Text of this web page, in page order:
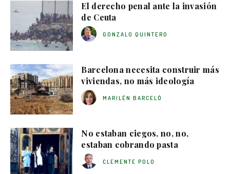
El derecho penal ante la invasión
de Ceuta
GONZALO QUINTERO
Barcelona necesita construir más
viviendas, no más ideología
MARILÉN BARCELÓ
No estaban ciegos, no, no,
estaban cobrando pasta
CLEMENTE POLO